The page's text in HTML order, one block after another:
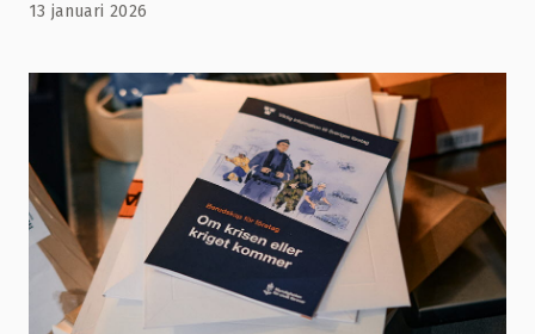
13 januari 2026